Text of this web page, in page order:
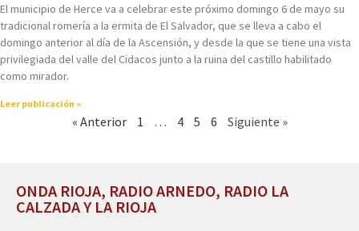
El municipio de Herce va a celebrar este próximo domingo 6 de mayo su
tradicional romería a la ermita de El Salvador, que se lleva a cabo el
domingo anterior al día de la Ascensión, y desde la que se tiene una vista
privilegiada del valle del Cidacos junto a la ruina del castillo habilitado
como mirador.
Leer publicación »
« Anterior 1 … 4 5 6 Siguiente »
ONDA RIOJA, RADIO ARNEDO, RADIO LA
CALZADA Y LA RIOJA